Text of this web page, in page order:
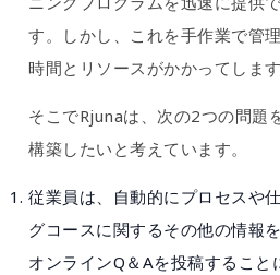
す。しかし、これを手作業で管
時間とリソースがかかってします
そこでRjunaは、次の2つの問題
構築したいと考えています。
従業員は、自動的にプロセスや
グコースに関するその他の情報
オンラインQ＆Aを投稿すること